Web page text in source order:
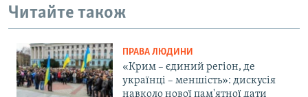
Читайте також
ПРАВА ЛЮДИНИ
«Крим – єдиний регіон, де
українці – меншість»: дискусія
навколо нової пам'ятної дати